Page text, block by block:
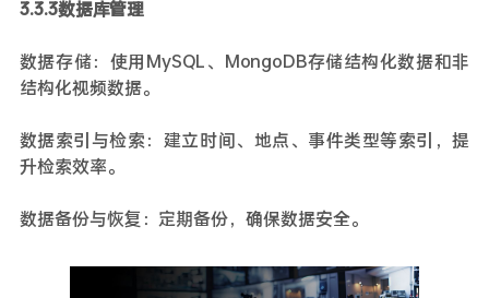
3.3.3数据库管理
数据存储：使用MySQL、MongoDB存储结构化数据和非
结构化视频数据。
数据索引与检索：建立时间、地点、事件类型等索引，提
升检索效率。
数据备份与恢复：定期备份，确保数据安全。